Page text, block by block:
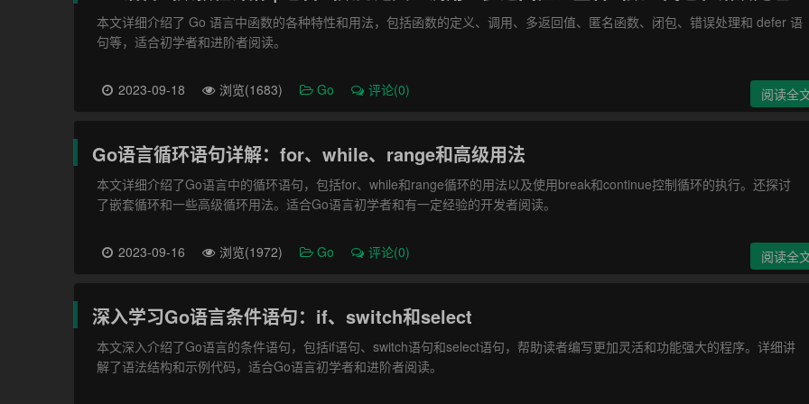
本文详细介绍了 Go 语言中函数的各种特性和用法，包括函数的定义、调用、多返回值、匿名函数、闭包、错误处理和 defer 语
句等，适合初学者和进阶者阅读。
2023-09-18 浏览(1683) Go 评论(0) 阅读全
Go语言循环语句详解：for、while、range和高级用法
本文详细介绍了Go语言中的循环语句，包括for、while和range循环的用法以及使用break和continue控制循环的执行。还探讨
了嵌套循环和一些高级循环用法。适合Go语言初学者和有一定经验的开发者阅读。
2023-09-16 浏览(1972) Go 评论(0) 阅读全
深入学习Go语言条件语句：if、switch和select
本文深入介绍了Go语言的条件语句，包括if语句、switch语句和select语句，帮助读者编写更加灵活和功能强大的程序。详细讲
解了语法结构和示例代码，适合Go语言初学者和进阶者阅读。